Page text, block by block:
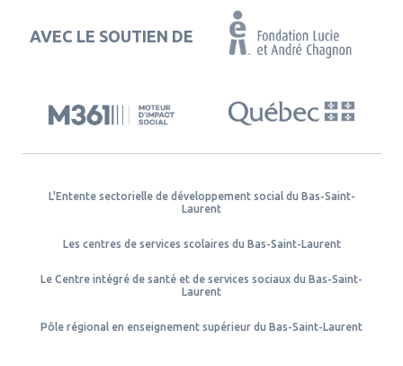
AVEC LE SOUTIEN DE
L'Entente sectorielle de développement social du Bas-Saint-
Laurent
Les centres de services scolaires du Bas-Saint-Laurent
Le Centre intégré de santé et de services sociaux du Bas-Saint-
Laurent
Pôle régional en enseignement supérieur du Bas-Saint-Laurent